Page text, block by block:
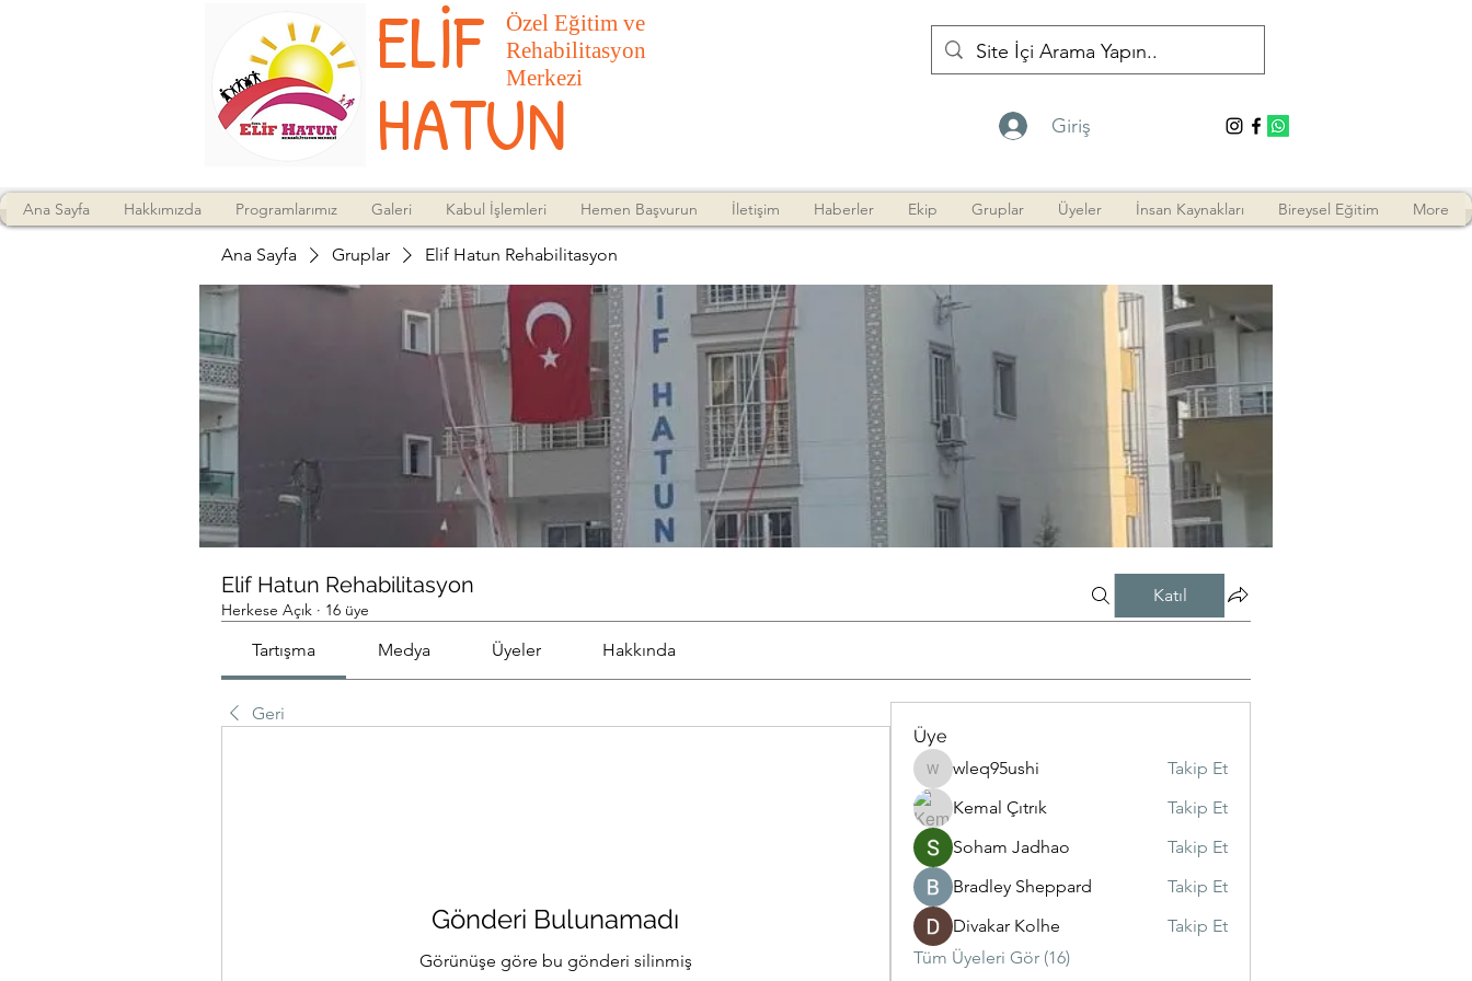
Giriş
ELİF
HATUN
Özel Eğitim ve
Rehabilitasyon
Merkezi
Ana Sayfa Hakkımızda Programlarımız Galeri Kabul İşlemleri Hemen Başvurun İletişim Haberler Ekip Gruplar Üyeler İnsan Kaynakları Bireysel Eğitim More
Ana Sayfa Gruplar Elif Hatun Rehabilitasyon
Elif Hatun Rehabilitasyon
Herkese Açık · 16 üye
Katıl
Tartışma Medya Üyeler Hakkında
Geri
Gönderi Bulunamadı
Görünüşe göre bu gönderi silinmiş
Üye
wleq95ushi
wleq95ushi
Takip Et
Kemal Çıtrık
Takip Et
Soham Jadhao
Takip Et
Bradley Sheppard
Takip Et
Divakar Kolhe
Takip Et
Tüm Üyeleri Gör (16)